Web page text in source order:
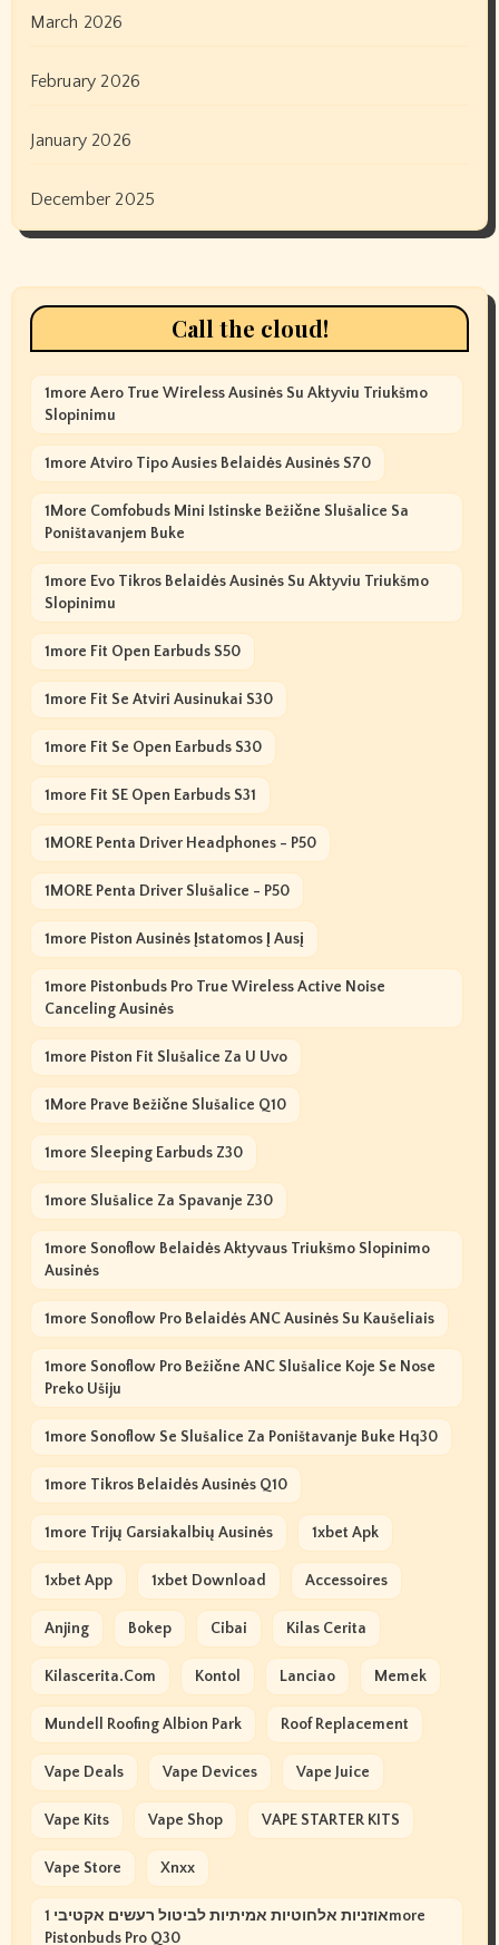
March 2026
February 2026
January 2026
December 2025
Call the cloud!
1more Aero True Wireless Ausinės Su Aktyviu Triukšmo
Slopinimu
1more Atviro Tipo Ausies Belaidės Ausinės S70
1More Comfobuds Mini Istinske Bežične Slušalice Sa
Poništavanjem Buke
1more Evo Tikros Belaidės Ausinės Su Aktyviu Triukšmo
Slopinimu
1more Fit Open Earbuds S50
1more Fit Se Atviri Ausinukai S30
1more Fit Se Open Earbuds S30
1more Fit SE Open Earbuds S31
1MORE Penta Driver Headphones - P50
1MORE Penta Driver Slušalice - P50
1more Piston Ausinės Įstatomos Į Ausį
1more Pistonbuds Pro True Wireless Active Noise
Canceling Ausinės
1more Piston Fit Slušalice Za U Uvo
1More Prave Bežične Slušalice Q10
1more Sleeping Earbuds Z30
1more Slušalice Za Spavanje Z30
1more Sonoflow Belaidės Aktyvaus Triukšmo Slopinimo
Ausinės
1more Sonoflow Pro Belaidės ANC Ausinės Su Kaušeliais
1more Sonoflow Pro Bežične ANC Slušalice Koje Se Nose
Preko Ušiju
1more Sonoflow Se Slušalice Za Poništavanje Buke Hq30
1more Tikros Belaidės Ausinės Q10
1more Trijų Garsiakalbių Ausinės 1xbet Apk
1xbet App 1xbet Download Accessoires
Anjing Bokep Cibai Kilas Cerita
Kilascerita.com Kontol Lanciao Memek
Mundell Roofing Albion Park Roof Replacement
Vape Deals Vape Devices Vape Juice
Vape Kits Vape Shop VAPE STARTER KITS
Vape Store Xnxx
אוזניות אלחוטיות אמיתיות לביטול רעשים אקטיבי 1more
Pistonbuds Pro Q30